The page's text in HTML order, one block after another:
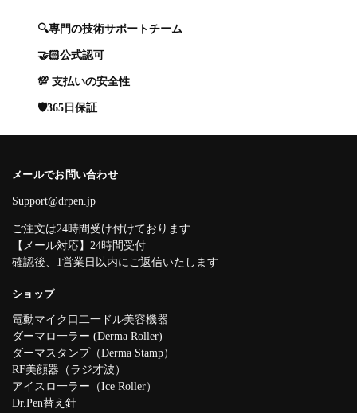
🔍専門の技術サポートチーム
🤝🏻公式認可
💯 支払いの安全性
🛡️365日保証
メールでお問い合わせ
Support@drpen.jp
ご注文は24時間受け付けております
【メール対応】24時間受付
確認後、1営業日以内にご返信いたします
ショップ
電動マイク口二一ドル美容機器
ダーマロ一ラー (Derma Roller)
ダーマスタンプ（Derma Stamp）
RF美顔器（ラジ才波）
アイスロ一ラー（Ice Roller）
Dr.Pen替え針